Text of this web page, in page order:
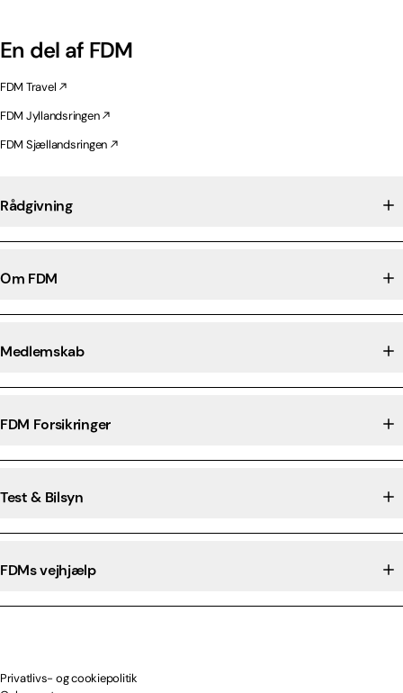
En del af FDM
FDM Travel
FDM Jyllandsringen
FDM Sjællandsringen
Rådgivning
Om FDM
Medlemskab
FDM Forsikringer
Test & Bilsyn
FDMs vejhjælp
Privatlivs- og cookiepolitik